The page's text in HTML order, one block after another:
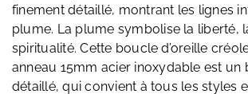
finement détaillé, montrant les lignes
plume. La plume symbolise la liberté,
spiritualité. Cette boucle d’oreille
anneau 15mm acier inoxydable est un
détaillé, qui convient à tous les styles